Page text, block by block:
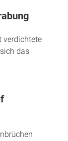
verdichtete
das